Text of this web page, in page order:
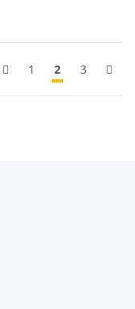
1 2 3